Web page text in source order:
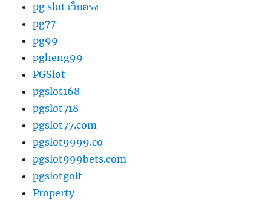
pg slot เว็บตรง
pg77
pg99
pgheng99
PGSlot
pgslot168
pgslot718
pgslot77.com
pgslot9999.co
pgslot999bets.com
pgslotgolf
Property